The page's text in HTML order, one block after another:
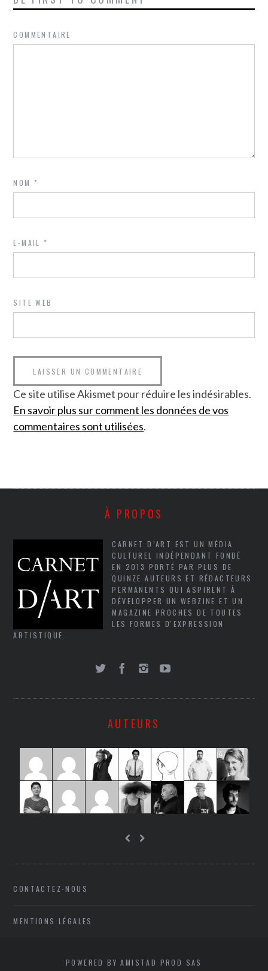
COMMENTAIRE
NOM*
E-MAIL*
SITE WEB
Ce site utilise Akismet pour réduire les indésirables.
En savoir plus sur comment les données de vos
commentaires sont utilisées.
À PROPOS
CARNET D’ART EST UN MÉDIA
CULTUREL INDÉPENDANT FONDÉ
EN 2013 PORTÉ PAR PLUS DE
QUINZE AUTEURS ET RÉDACTEURS
PERMANENTS QUI ASPIRENT À
DÉVELOPPER UN WEBZINE ET UN
MAGAZINE PROCHES DE TOUTES
LES FORMES D'EXPRESSION
ARTISTIQUE.
AUTEURS
CONTACTEZ-NOUS
MENTIONS LÉGALES
POWERED BY AMISTAD PROD SAS